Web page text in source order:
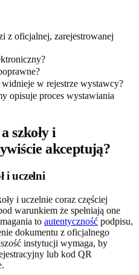
z oficjalnej, zarejestrowanej
w rejestrze wystawcy?
opisuje proces wystawiania
szkoły i
akceptują?
i uczelni
i uczelnie coraz częściej
warunkiem że spełniają one
to autentyczność podpisu,
dokumentu z oficjalnego
instytucji wymaga, by
lub kod QR